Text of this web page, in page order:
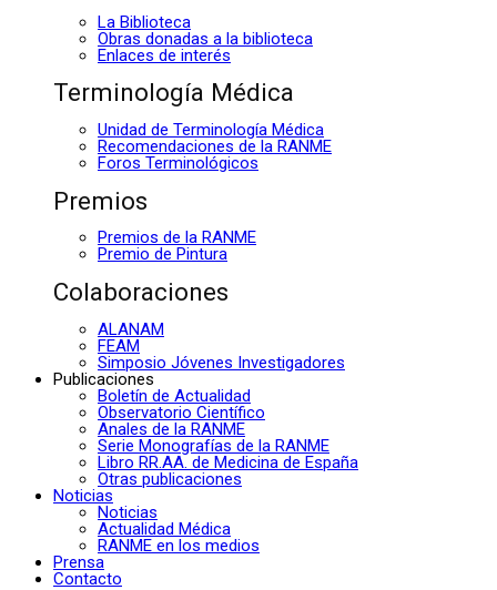
La Biblioteca
Obras donadas a la biblioteca
Enlaces de interés
Terminología Médica
Unidad de Terminología Médica
Recomendaciones de la RANME
Foros Terminológicos
Premios
Premios de la RANME
Premio de Pintura
Colaboraciones
ALANAM
FEAM
Simposio Jóvenes Investigadores
Publicaciones
Boletín de Actualidad
Observatorio Científico
Anales de la RANME
Serie Monografías de la RANME
Libro RR.AA. de Medicina de España
Otras publicaciones
Noticias
Noticias
Actualidad Médica
RANME en los medios
Prensa
Contacto